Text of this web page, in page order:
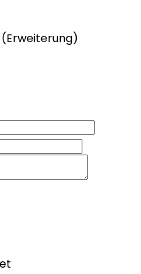
(Erweiterung)